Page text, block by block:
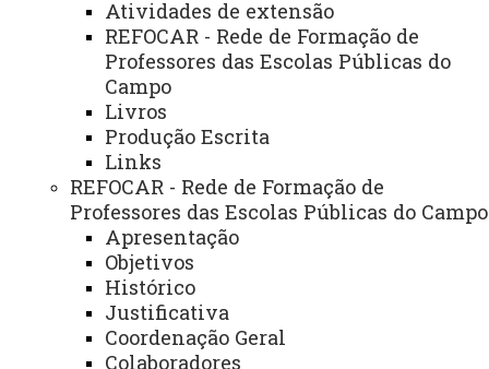
Atividades de extensão
REFOCAR - Rede de Formação de
Professores das Escolas Públicas do
Campo
Livros
Produção Escrita
Links
REFOCAR - Rede de Formação de
Professores das Escolas Públicas do Campo
Apresentação
Objetivos
Histórico
Justificativa
Coordenação Geral
Colaboradores
projetos, grupos e núcleos de pesquisa.
E-mail institucional:
Telefone (ramal): (46) 3520-4815 / 3520-4816
Endereço para atendimento presencial e
correspondência:
Rua Maringá, 1200 – Bairro Vila Nova , CEP
85.605-010, Francisco Beltrão – Paraná.
Bloco C – Administrativo